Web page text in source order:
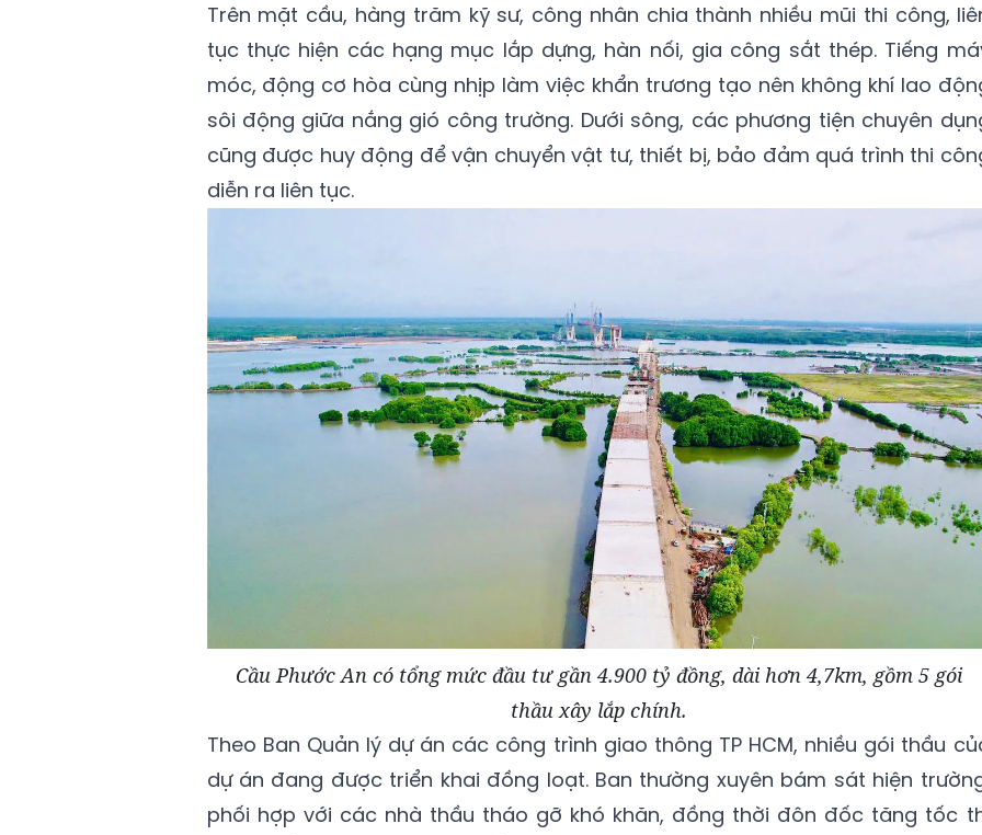
Trên mặt cầu, hàng trăm kỹ sư, công nhân chia thành nhiều mũi thi công,
tục thực hiện các hạng mục lắp dựng, hàn nối, gia công sắt thép. Tiếng
móc, động cơ hòa cùng nhịp làm việc khẩn trương tạo nên không khí lao
sôi động giữa nắng gió công trường. Dưới sông, các phương tiện chuyên
cũng được huy động để vận chuyển vật tư, thiết bị, bảo đảm quá trình thi
diễn ra liên tục.
Cầu Phước An có tổng mức đầu tư gần 4.900 tỷ đồng, dài hơn 4,7km, gồm 5 gói
thầu xây lắp chính.
Theo Ban Quản lý dự án các công trình giao thông TP HCM, nhiều gói thầu
dự án đang được triển khai đồng loạt. Ban thường xuyên bám sát hiện
phối hợp với các nhà thầu tháo gỡ khó khăn, đồng thời đôn đốc tăng tốc